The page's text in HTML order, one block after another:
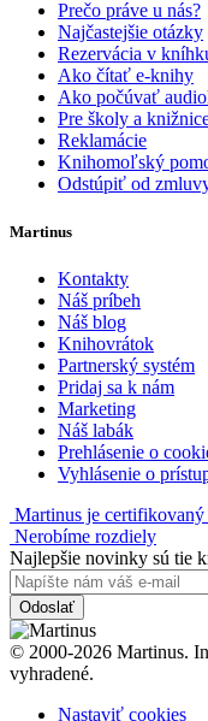
Prečo práve u nás?
Najčastejšie otázky
Rezervácia v
Ako čítať e-knihy
Ako počúvať
Pre školy a
Reklamácie
Knihomoľský
Odstúpiť od
Martinus
Kontakty
Náš príbeh
Náš blog
Knihovrátok
Partnerský systém
Pridaj sa k nám
Marketing
Náš labák
Prehlásenie o
Vyhlásenie o
Martinus je
Nerobíme rozdiely
Najlepšie novinky sú tie
Odoslať
© 2000-2026 Martinus.
vyhradené.
Nastaviť cookies